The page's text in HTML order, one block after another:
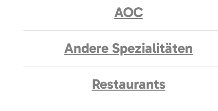
AOC
Andere Spezialitäten
Restaurants